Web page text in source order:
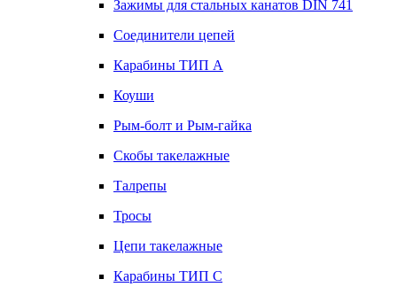
Зажимы для стальных канатов DIN 741
Соединители цепей
Карабины ТИП А
Коуши
Рым-болт и Рым-гайка
Скобы такелажные
Талрепы
Тросы
Цепи такелажные
Карабины ТИП C